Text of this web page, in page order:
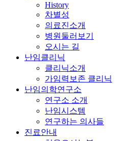
History
차별성
의료진소개
병원둘러보기
오시는 길
난임클리닉
클리닉소개
가임력보존 클리닉
난임의학연구소
연구소 소개
난임시스템
연구하는 의사들
진료안내